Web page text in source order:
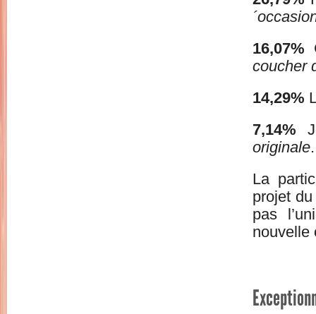
16,07%
coucher
14,29%
7,14%
originale
La
projet
pas
nouvelle